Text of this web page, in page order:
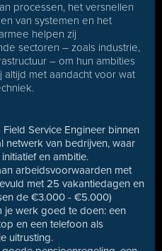
processen, het versnellen
van systemen en het
helpen zij
sectoren – zoals industrie,
– om hun ambities
altijd met aandacht voor wat
Service Engineer binnen
netwerk van bedrijven, waar
en ambitie.
arbeidsvoorwaarden met
met 25 vakantiedagen en
de €3.000 - €5.000)
je werk goed te doen: een
en een telefoon als
uitrusting.